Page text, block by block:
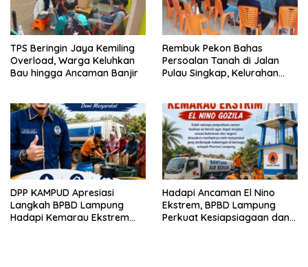
TPS Beringin Jaya Kemiling
Overload, Warga Keluhkan
Bau hingga Ancaman Banjir
Rembuk Pekon Bahas
Persoalan Tanah di Jalan
Pulau Singkap, Kelurahan
DPP KAMPUD Apresiasi
Langkah BPBD Lampung
Hadapi Kemarau Ekstrem
Hadapi Ancaman El Nino
Ekstrem, BPBD Lampung
Perkuat Kesiapsiagaan dan